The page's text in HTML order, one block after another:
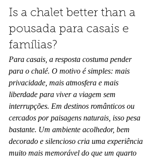
Is a chalet better than a
pousada para casais e
famílias?
Para casais, a resposta costuma pender
para o chalé. O motivo é simples: mais
privacidade, mais atmosfera e mais
liberdade para viver a viagem sem
interrupções. Em destinos românticos ou
cercados por paisagens naturais, isso pesa
bastante. Um ambiente acolhedor, bem
decorado e silencioso cria uma experiência
muito mais memorável do que um quarto